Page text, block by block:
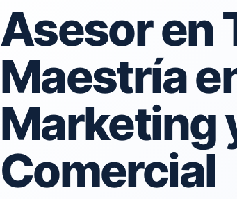
Asesor en
Maestría
Marketing
Comercial